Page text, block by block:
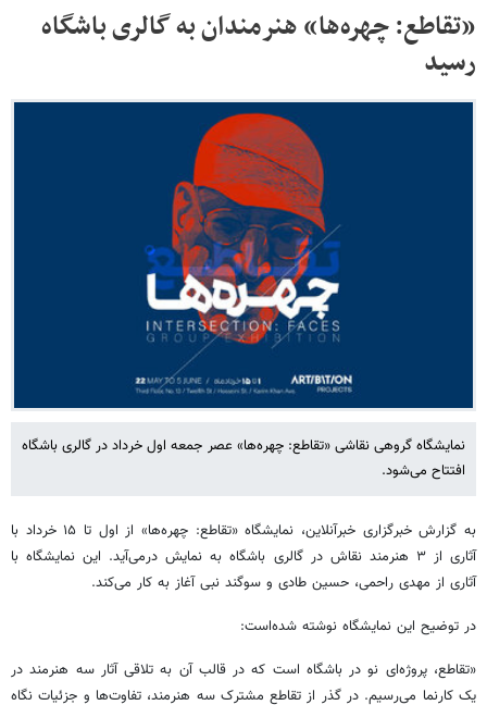
«تقاطع: چهره‌ها» هنرمندان به گالری باشگاه
رسید
نمایشگاه گروهی نقاشی «تقاطع: چهره‌ها» عصر جمعه اول خرداد در گالری باشگاه
افتتاح می‌شود.
به گزارش خبرگزاری خبرآنلاین، نمایشگاه «تقاطع: چهره‌ها» از اول تا ۱۵ خرداد با
آثاری از ۳ هنرمند نقاش در گالری باشگاه به نمایش درمی‌آید. این نمایشگاه با
آثاری از مهدی راحمی، حسین طادی و سوگند نبی آغاز به کار می‌کند.
در توضیح این نمایشگاه نوشته شده‌است:
«تقاطع، پروژه‌ای نو در باشگاه است که در قالب آن به تلاقی آثار سه هنرمند در
یک کارنما می‌رسیم. در گذر از تقاطع مشترک سه هنرمند، تفاوت‌ها و جزئیات نگاه